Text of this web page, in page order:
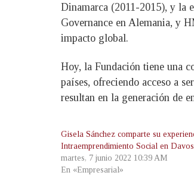
Dinamarca (2011-2015), y la
Governance en Alemania, y
impacto global.
Hoy, la Fundación tiene una
países, ofreciendo acceso a
resultan en la generación de
Gisela Sánchez comparte su
Intraemprendimiento Social en
martes, 7 junio 2022 10:39 AM
En «Empresarial»